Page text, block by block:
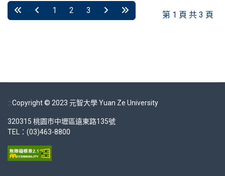
第 1 頁 共 3 頁
1 2 3
:::Copyright © 2023 元智大學 Yuan Ze University
320315 桃園市中壢區遠東路135號
TEL：(03)463-8800